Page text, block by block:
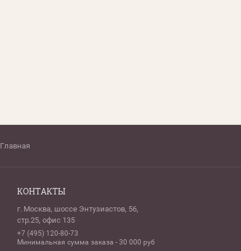
Главная
КОНТАКТЫ
г. Москва, шоссе Энтузиастов, 56,
стр.25, офис 135
+7 (495) 120-80-73
Минимальная сумма заказа - 30 000 руб